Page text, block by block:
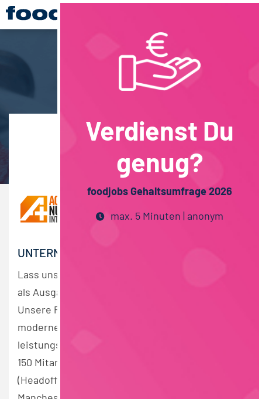
Übersicht
UNTERNEHMENSBESCHREIBUNG
Lass uns Historie nach vorne denken. Erreichtes
als Ausgangspunkt neuer Chancen begreifen.
Unsere Produkte werden in über 28 Ländern von
modernen, ernährungsbewussten und
leistungsbegeisterten Menschen genutzt. Über
150 Mitarbeiter an den Standorten München
(Headoffice), Bern, Voerde (Produktion) und
Verdienst Du
genug?
foodjobs Gehaltsumfrage 2026
max. 5 Minuten | anonym